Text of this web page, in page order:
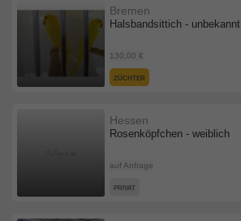
Halsbandsittich - unbekannt
Bremen
130,00 €
ZÜCHTER
Rosenköpfchen - weiblich
Hessen
auf Anfrage
PRIVAT